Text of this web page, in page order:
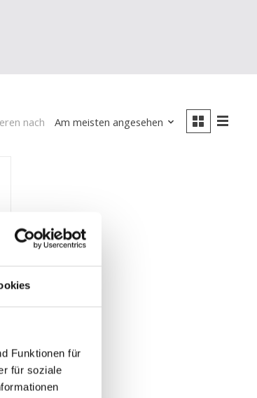
Funktionen für
für soziale
nach Am meisten angesehen